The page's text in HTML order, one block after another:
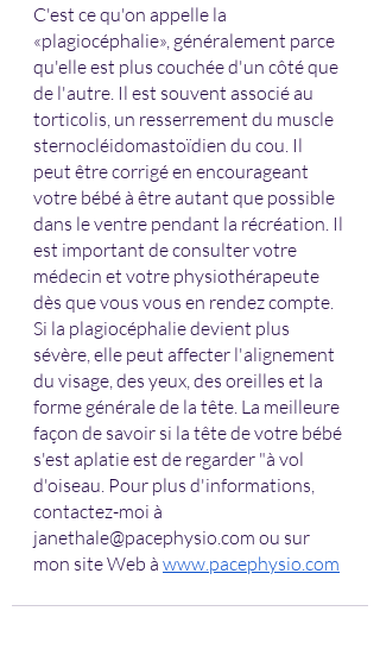
C'est ce qu'on appelle la
«plagiocéphalie», généralement parce
qu'elle est plus couchée d'un côté que
de l'autre. Il est souvent associé au
torticolis, un resserrement du muscle
sternocléidomastoïdien du cou. Il
peut être corrigé en encourageant
votre bébé à être autant que possible
dans le ventre pendant la récréation. Il
est important de consulter votre
médecin et votre physiothérapeute
dès que vous vous en rendez compte.
Si la plagiocéphalie devient plus
sévère, elle peut affecter l'alignement
du visage, des yeux, des oreilles et la
forme générale de la tête. La meilleure
façon de savoir si la tête de votre bébé
s'est aplatie est de regarder "à vol
d'oiseau. Pour plus d'informations,
contactez-moi à
janethale@pacephysio.com ou sur
mon site Web à www.pacephysio.com